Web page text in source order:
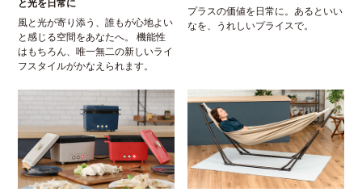
と光を日常に
風と光が寄り添う、誰もが心地よい
と感じる空間をあなたへ。 機能性
はもちろん、唯一無二の新しいライ
フスタイルがかなえられます。
プラスの価値を日常に。あるといい
なを、うれしいプライスで。